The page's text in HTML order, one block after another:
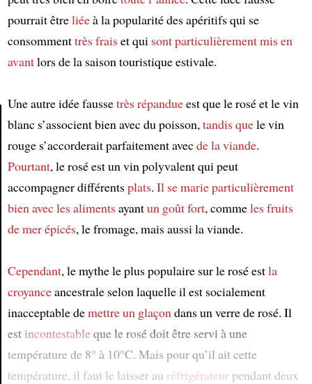
Article
pourrait êtreliéeà la popularité des apéritifs qui se
consommenttrès fraiset qui sont particulièrement mis en
avantlors de la saison touristique estivale.
Une autre idée faussetrès répandueest que le rosé et le vin
blanc s’associent bien avec du poisson, tandis quele vin
rouge s’accorderait parfaitement avecde la viande.
Pourtant, le rosé est un vin polyvalent qui peut
accompagner différentsplats. Il se marie particulièrement
bien avecles alimentsayantun goût fort, commeles fruits
de merépicés, le fromage, mais aussi la viande.
Cependant, le mythe le plus populaire sur le rosé estla
croyanceancestrale selon laquelle il est socialement
inacceptable demettre un glaçon dans un verre de rosé. Il
est incontestableque le rosé doit être servi à une
température de 8° à 10°C. Mais pour qu’il ait cette
température, il faut le laisser au réfrigérateurpendant deux